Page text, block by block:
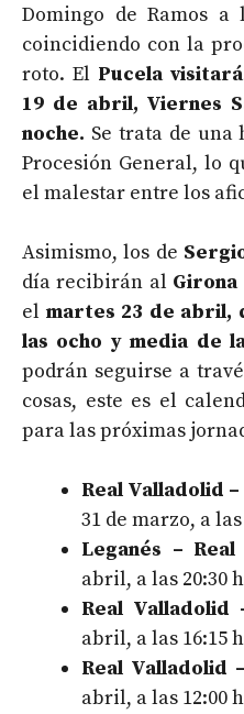
Domingo de Ramos
coincidiendo con la
roto. El Pucela
19 de abril, Viernes
noche. Se trata de una
Procesión General, lo
el malestar entre los
Asimismo, los de
día recibirán al Girona
el martes 23 de abril,
las ocho y media de
podrán seguirse a
cosas, este es el
para las próximas
Real Valladolid
31 de marzo, a
Leganés –
abril, a las 20:30
Real Valladolid
abril, a las 16:15
Real Valladolid
abril, a las 12:00